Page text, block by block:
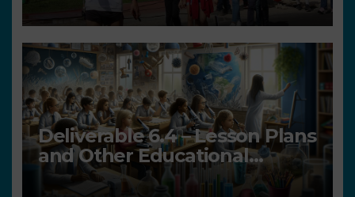
Deliverable 6.4 – Lesson Plans
and Other Educational
resources